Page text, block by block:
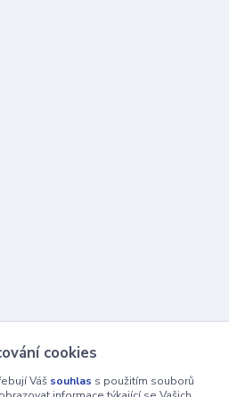
cookies
Váš souhlas s použitím souborů